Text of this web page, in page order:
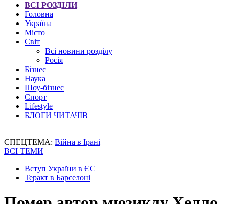
ВСІ РОЗДІЛИ
Головна
Україна
Місто
Світ
Всі новини розділу
Росія
Бізнес
Наука
Шоу-бізнес
Спорт
Lifestyle
БЛОГИ ЧИТАЧІВ
СПЕЦТЕМА: Війна в Ірані
ВСІ ТЕМИ
Вступ України в ЄС
Теракт в Барселоні